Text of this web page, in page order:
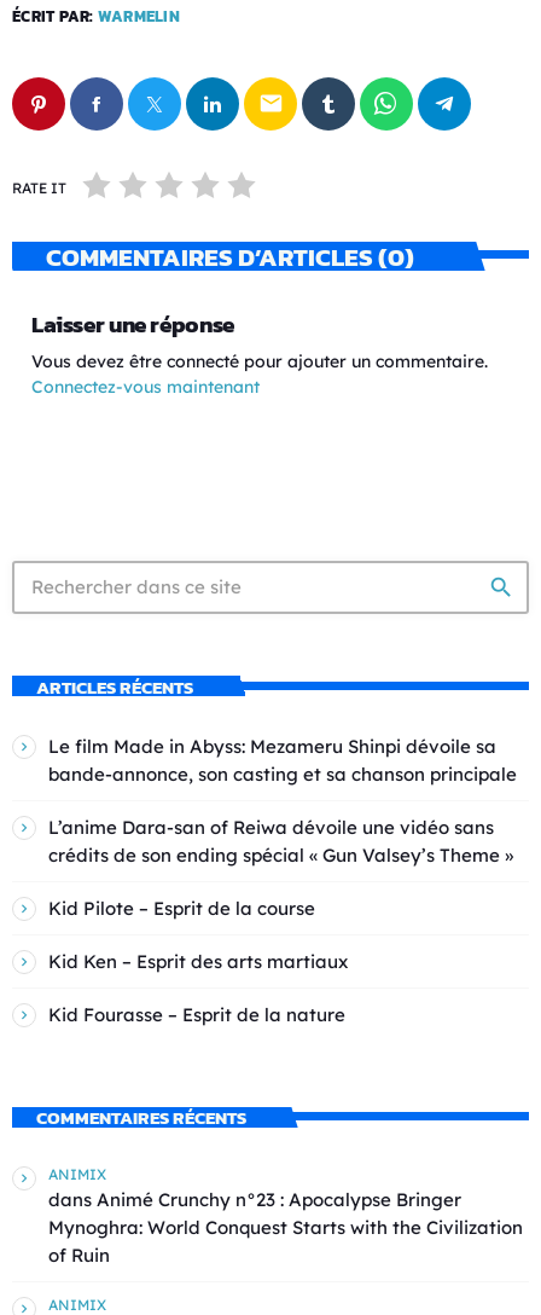
ÉCRIT PAR: WARMELIN
email
RATE IT
COMMENTAIRES D’ARTICLES (0)
Laisser une réponse
Vous devez être connecté pour ajouter un commentaire.
Connectez-vous maintenant
search
ARTICLES RÉCENTS
Le film Made in Abyss: Mezameru Shinpi dévoile sa
bande-annonce, son casting et sa chanson principale
L’anime Dara-san of Reiwa dévoile une vidéo sans
crédits de son ending spécial « Gun Valsey’s Theme »
Kid Pilote – Esprit de la course
Kid Ken – Esprit des arts martiaux
Kid Fourasse – Esprit de la nature
COMMENTAIRES RÉCENTS
ANIMIX
dans Animé Crunchy n°23 : Apocalypse Bringer
Mynoghra: World Conquest Starts with the Civilization
of Ruin
ANIMIX